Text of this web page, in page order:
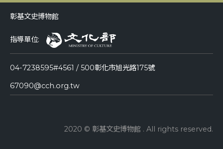
彰基文史博物館
指導單位:
04-7238595#4561 / 500彰化市旭光路175號
67090@cch.org.tw
2020 © 彰基文史博物館 . All rights reserved.